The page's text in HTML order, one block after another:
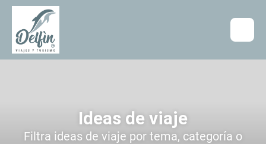
Ideas de viaje
Filtra ideas de viaje por tema, categoría o